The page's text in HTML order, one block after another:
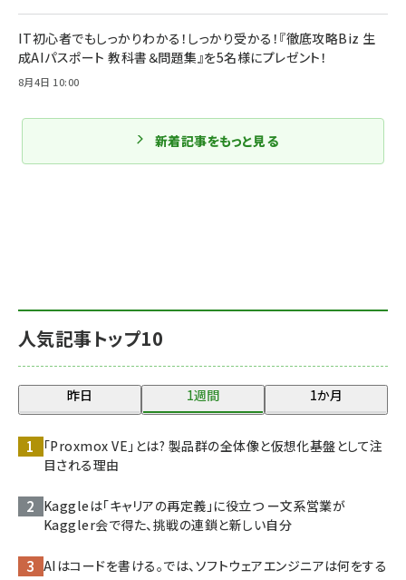
人気記事トップ10
昨日 1週間 1か月
「Proxmox VE」とは? 製品群の全体像と仮想化基盤として注
目される理由
Kaggleは「キャリアの再定義」に役立つ ー文系営業が
Kaggler会で得た、挑戦の連鎖と新しい自分
AIはコードを書ける。では、ソフトウェアエンジニアは何をする
IT初心者でもしっかりわかる！しっかり受かる！『徹底攻略Biz 生
成AIパスポート 教科書＆問題集』を5名様にプレゼント！
8月4日 10:00
新着記事をもっと見る